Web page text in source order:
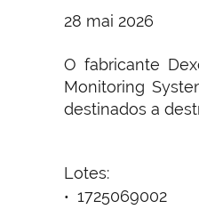
28 mai 2026
O fabricante
Monitoring
destinados a
Lotes:
1725069002